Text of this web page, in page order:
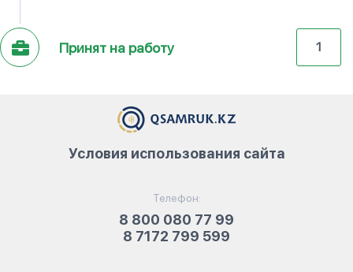
Принят на работу 1
Телефон:
8 800 080 77 99
8 7172 799 599
Условия использования сайта